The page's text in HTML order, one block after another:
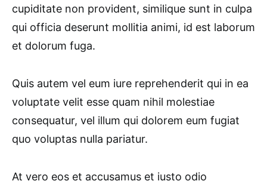
cupiditate non provident, similique sunt in culpa
qui officia deserunt mollitia animi, id est laborum
et dolorum fuga.
Quis autem vel eum iure reprehenderit qui in ea
voluptate velit esse quam nihil molestiae
consequatur, vel illum qui dolorem eum fugiat
quo voluptas nulla pariatur.
At vero eos et accusamus et iusto odio